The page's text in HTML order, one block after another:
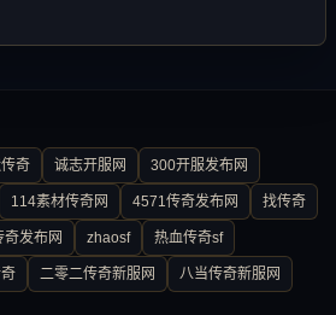
奇 诚志开服网 300开服发布网
114素材传奇网 4571传奇发布网 找传奇
奇发布网 zhaosf 热血传奇sf
二零二传奇新服网 八当传奇新服网